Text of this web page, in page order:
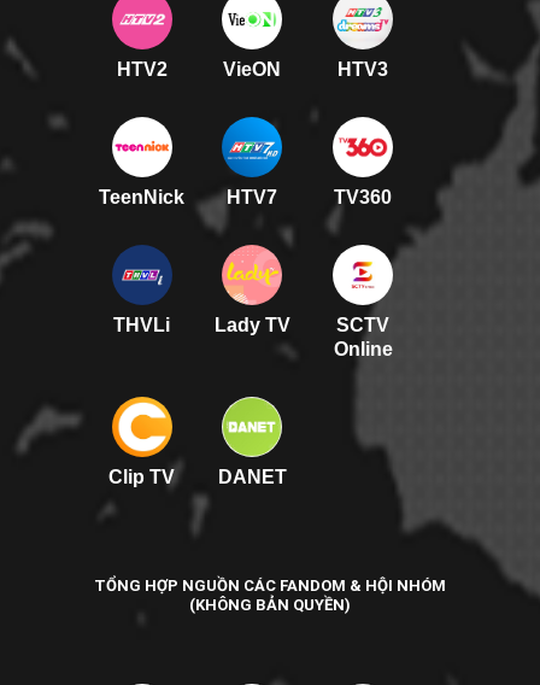
HTV2 VieON HTV3
TeenNick HTV7 TV360
THVLi Lady TV
SCTV
Online
Clip TV DANET
TỔNG HỢP NGUỒN CÁC FANDOM & HỘI NHÓM
(KHÔNG BẢN QUYỀN)